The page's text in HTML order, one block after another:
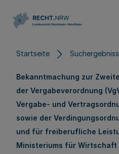
Startseite
Bekanntmachung zur
der Vergabeverordnung
Vergabe- und
sowie der
und für freiberufliche
Ministeriums für Wirtschaft